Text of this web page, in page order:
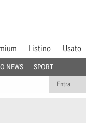
NEWS SPORT
Listino Usato
Entra